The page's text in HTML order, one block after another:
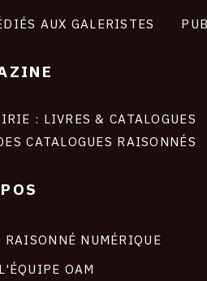
AUX GALERISTES
: LIVRES & CATALOGUES
CATALOGUES RAISONNÉS
RAISONNÉ NUMÉRIQUE
L'ÉQUIPE OAM